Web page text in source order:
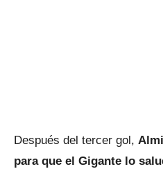
Después del tercer gol,
para que el Gigante lo